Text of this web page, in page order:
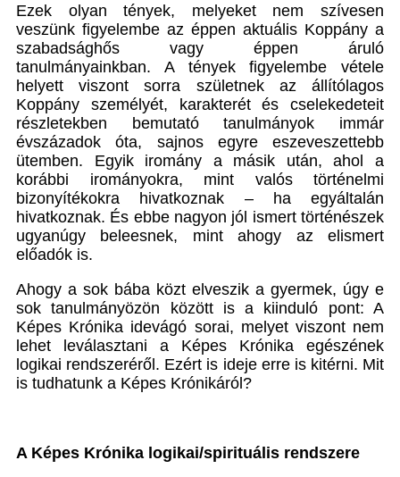
Ezek olyan tények, melyeket nem szívesen
veszünk figyelembe az éppen aktuális Koppány a
szabadsághős vagy éppen áruló
tanulmányainkban. A tények figyelembe vétele
helyett viszont sorra születnek az állítólagos
Koppány személyét, karakterét és cselekedeteit
részletekben bemutató tanulmányok immár
évszázadok óta, sajnos egyre eszeveszettebb
ütemben. Egyik iromány a másik után, ahol a
korábbi irományokra, mint valós történelmi
bizonyítékokra hivatkoznak – ha egyáltalán
hivatkoznak. És ebbe nagyon jól ismert történészek
ugyanúgy beleesnek, mint ahogy az elismert
előadók is.
Ahogy a sok bába közt elveszik a gyermek, úgy e
sok tanulmányözön között is a kiinduló pont: A
Képes Krónika idevágó sorai, melyet viszont nem
lehet leválasztani a Képes Krónika egészének
logikai rendszeréről. Ezért is ideje erre is kitérni. Mit
is tudhatunk a Képes Krónikáról?
A Képes Krónika logikai/spirituális rendszere